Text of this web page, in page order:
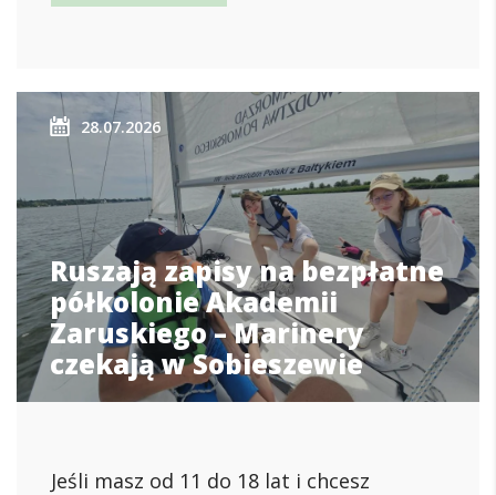
28.07.2026
Ruszają zapisy na bezpłatne
półkolonie Akademii
Zaruskiego – Marinery
czekają w Sobieszewie
Jeśli masz od 11 do 18 lat i chcesz